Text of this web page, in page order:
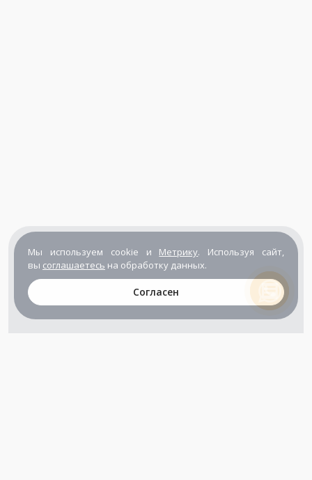
Мы используем cookie и Метрику. Используя сайт,
вы соглашаетесь на обработку данных.
Согласен